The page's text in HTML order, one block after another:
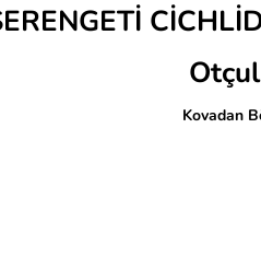
Kovadan